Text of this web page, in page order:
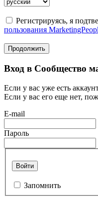
Регистрируясь, я
пользования
Продолжить
Вход в Сообщество
Если у вас уже есть
Если у вас его еще нет,
E-mail
Пароль
Войти
Запомнить